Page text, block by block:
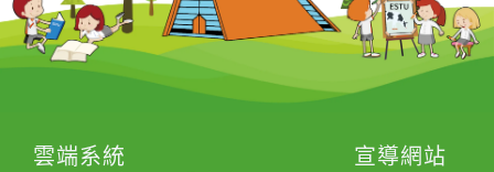
雲端系統 宣導網站